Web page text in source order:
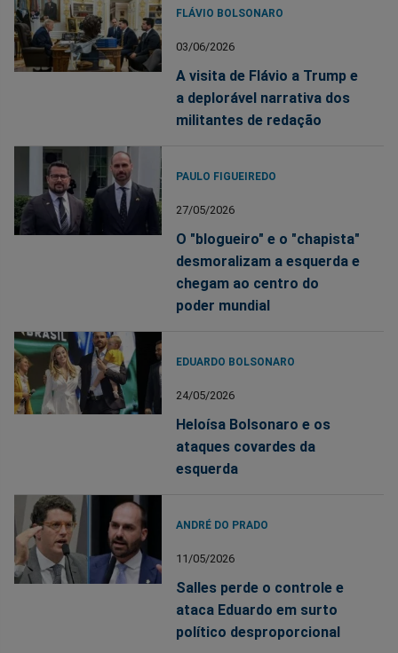
FLÁVIO BOLSONARO
03/06/2026
A visita de Flávio a Trump e
a deplorável narrativa dos
militantes de redação
PAULO FIGUEIREDO
27/05/2026
O "blogueiro" e o "chapista"
desmoralizam a esquerda e
chegam ao centro do
poder mundial
EDUARDO BOLSONARO
24/05/2026
Heloísa Bolsonaro e os
ataques covardes da
esquerda
ANDRÉ DO PRADO
11/05/2026
Salles perde o controle e
ataca Eduardo em surto
político desproporcional